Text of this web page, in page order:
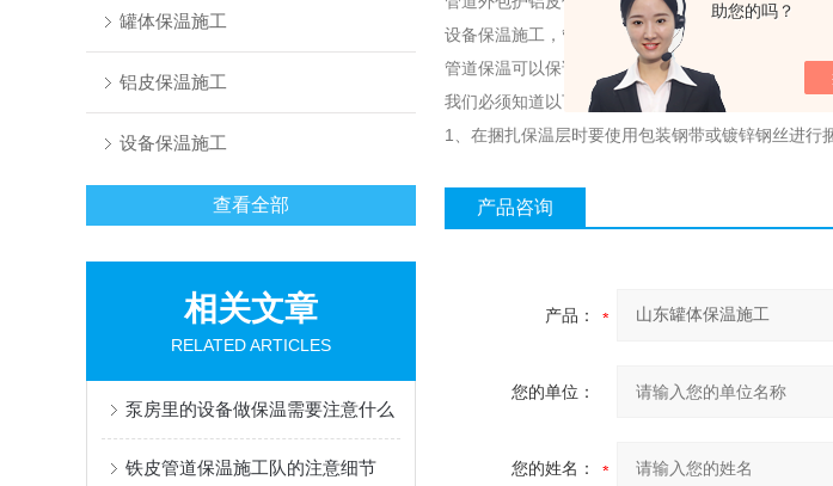
助您的吗？
罐体保温施工
铝皮保温施工
设备保温施工
查看全部
相关文章
RELATED ARTICLES
泵房里的设备做保温需要注意什么
铁皮管道保温施工队的注意细节
设备保温施工，管道防腐除锈刷漆施工.
管道保温可以保证我们在寒冷的冬季得到温暖，所
我们必须知道以下几点：
1、在捆扎保温层时要使用包装钢带或镀锌钢丝进
产品咨询
产品：
您的单位：
您的姓名：